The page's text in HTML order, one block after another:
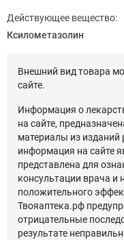
Действующее вещество:
Ксилометазолин
Внешний вид товара
сайте.
Информация о
на сайте,
материалы из изданий
информация на сайте
представлена для
консультации врача и
положительного
Твояаптека.рф
отрицательные
результате